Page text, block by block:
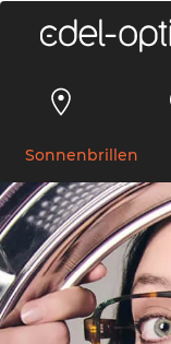
Sonnenbrillen